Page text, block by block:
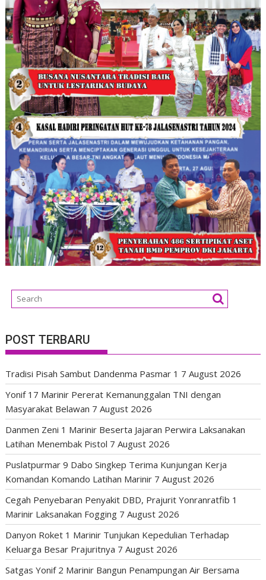
POST TERBARU
Tradisi Pisah Sambut Dandenma Pasmar 1 7 August 2026
Yonif 17 Marinir Pererat Kemanunggalan TNI dengan
Masyarakat Belawan 7 August 2026
Danmen Zeni 1 Marinir Beserta Jajaran Perwira Laksanakan
Latihan Menembak Pistol 7 August 2026
Puslatpurmar 9 Dabo Singkep Terima Kunjungan Kerja
Komandan Komando Latihan Marinir 7 August 2026
Cegah Penyebaran Penyakit DBD, Prajurit Yonranratfib 1
Marinir Laksanakan Fogging 7 August 2026
Danyon Roket 1 Marinir Tunjukan Kepedulian Terhadap
Keluarga Besar Prajuritnya 7 August 2026
Satgas Yonif 2 Marinir Bangun Penampungan Air Bersama